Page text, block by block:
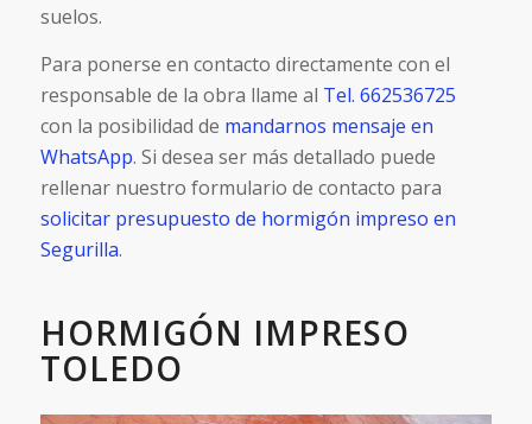
suelos.
Para ponerse en contacto directamente con el
responsable de la obra llame al Tel. 662536725
con la posibilidad de mandarnos mensaje en
WhatsApp. Si desea ser más detallado puede
rellenar nuestro formulario de contacto para
solicitar presupuesto de hormigón impreso en
Segurilla.
HORMIGÓN IMPRESO
TOLEDO